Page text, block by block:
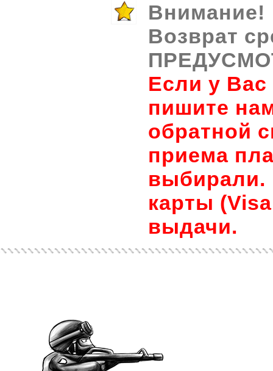
Внимание!
Возврат
Если у Вас
пишите
обратной
приема
выбирали.
карты
выдачи.